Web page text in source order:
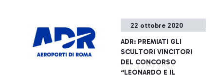
22 ottobre 2020
ADR: PREMIATI GLI
SCULTORI VINCITORI
DEL CONCORSO
“LEONARDO E IL